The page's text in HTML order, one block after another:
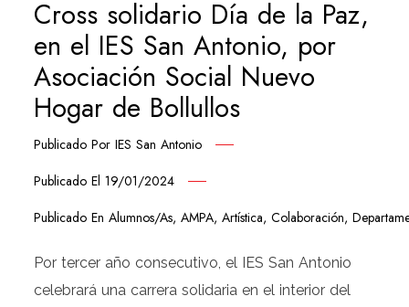
Cross solidario Día de la Paz,
en el IES San Antonio, por
Asociación Social Nuevo
Hogar de Bollullos
Publicado PorIES San Antonio
Publicado El19/01/2024
Publicado EnAlumnos/as,AMPA,Artística,Colaboración,
Por tercer año consecutivo, el IES San Antonio
celebrará una carrera solidaria en el interior del